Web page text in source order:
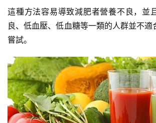
訓
練
肌
計
劃
瑜
這種方法容易導致減肥者營養不良，並
良、低血壓、低血糖等一類的人群並不適
嘗試。